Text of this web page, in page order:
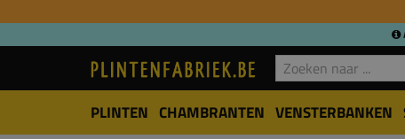
PLINTEN CHAMBRANTEN VENSTERBANKEN